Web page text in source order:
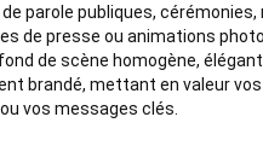
parole publiques, cérémonies,
de presse ou animations
de scène homogène,
brandé, mettant en valeur
vos messages clés.